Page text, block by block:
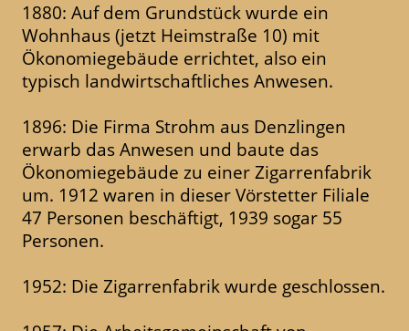
1880: Auf dem Grundstück wurde ein
Wohnhaus (jetzt Heimstraße 10) mit
Ökonomiegebäude errichtet, also ein
typisch landwirtschaftliches Anwesen.
1896: Die Firma Strohm aus Denzlingen
erwarb das Anwesen und baute das
Ökonomiegebäude zu einer Zigarrenfabrik
um. 1912 waren in dieser Vörstetter Filiale
47 Personen beschäftigt, 1939 sogar 55
Personen.
1952: Die Zigarrenfabrik wurde geschlossen.